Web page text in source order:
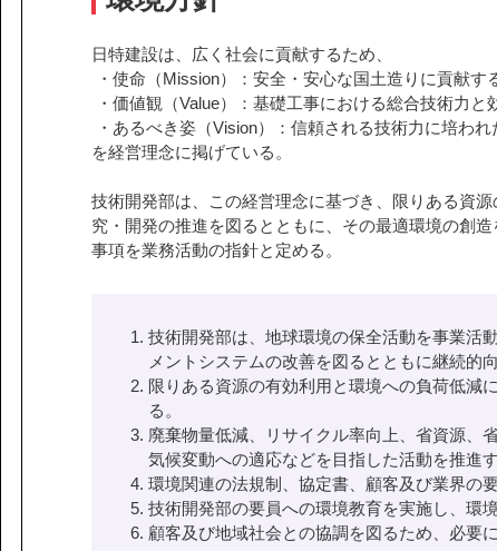
個人情報等保護ポリシー
このサイトの使い方
日特建設は、広く社会に貢献するため、
・使命（Mission）：安全・安心な国土造りに貢献す
・価値観（Value）：基礎工事における総合技術力と
・あるべき姿（Vision）：信頼される技術力に培わ
を経営理念に掲げている。
技術開発部は、この経営理念に基づき、限りある資
究・開発の推進を図るとともに、その最適環境の創
事項を業務活動の指針と定める。
技術開発部は、地球環境の保全活動を事業活
メントシステムの改善を図るとともに継続的
限りある資源の有効利用と環境への負荷低減
る。
廃棄物量低減、リサイクル率向上、省資源、
気候変動への適応などを目指した活動を推進す
環境関連の法規制、協定書、顧客及び業界の
技術開発部の要員への環境教育を実施し、環
顧客及び地域社会との協調を図るため、必要